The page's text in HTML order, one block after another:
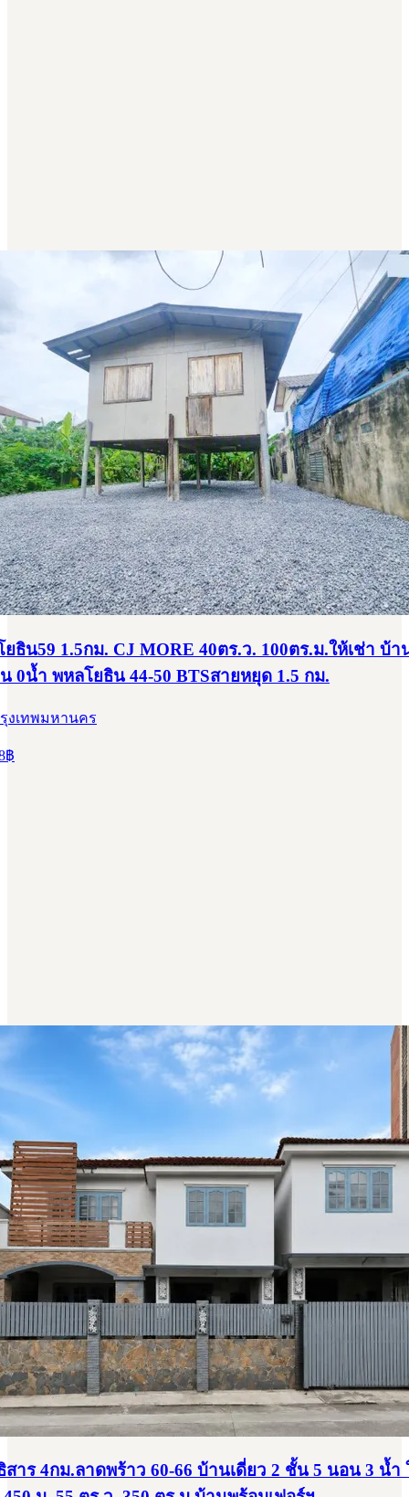
ธิน59 1.5กม. CJ MORE 40ตร.ว. 100ตร.ม.ให้เช่า บ้า
0น้ำ พหลโยธิน 44-50 BTSสายหยุด 1.5 กม.
งเทพมหานคร
฿
าร 4กม.ลาดพร้าว 60-66 บ้านเดี่ยว 2 ชั้น 5 นอน 3 น้ำ